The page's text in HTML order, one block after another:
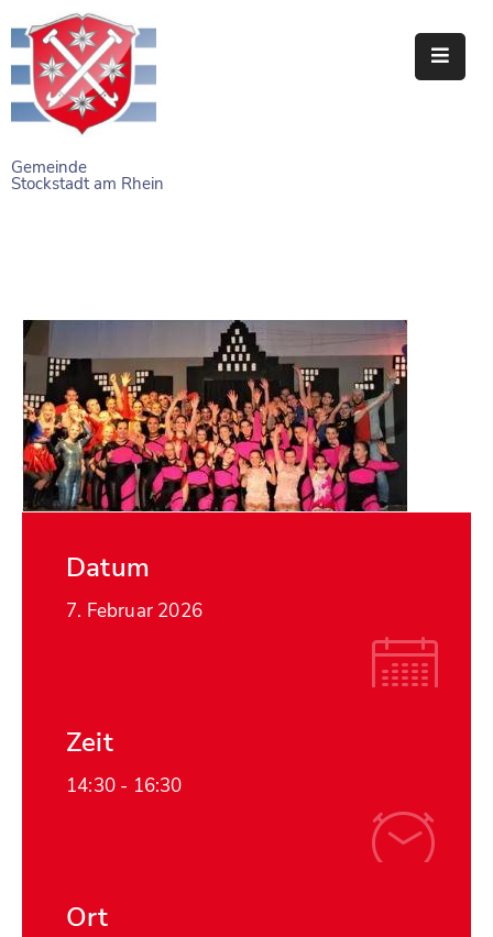
Gemeinde
Stockstadt am Rhein
STARTSEITE
BÜRGERSERVICE
FREIZEITEINRICHTUNGEN
VEREINE
Datum
7. Februar 2026
Zeit
14:30 - 16:30
Ort